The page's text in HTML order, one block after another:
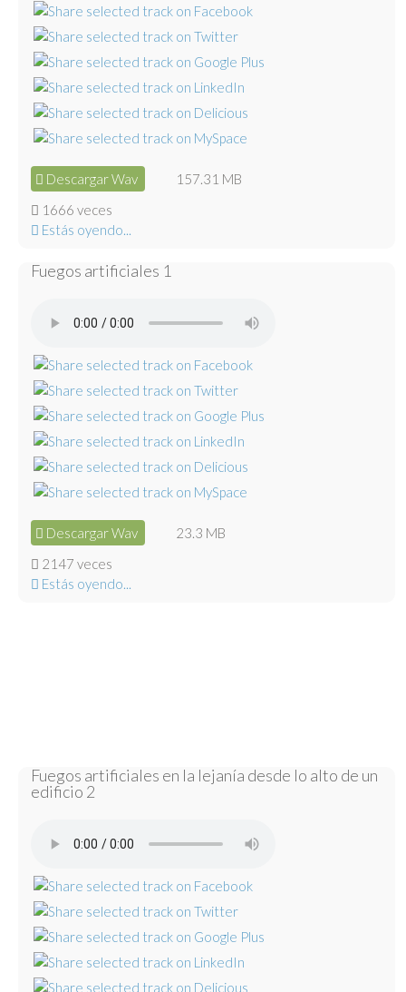
Descargar Wav
157.31 MB
1666 veces
Estás oyendo...
Fuegos artificiales 1
Descargar Wav
23.3 MB
2147 veces
Estás oyendo...
Fuegos artificiales en la lejanía desde lo alto de un
edificio 2